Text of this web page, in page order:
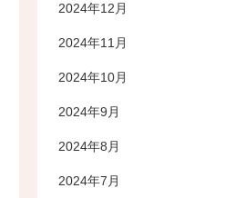
2024年12月
2024年11月
2024年10月
2024年9月
2024年8月
2024年7月